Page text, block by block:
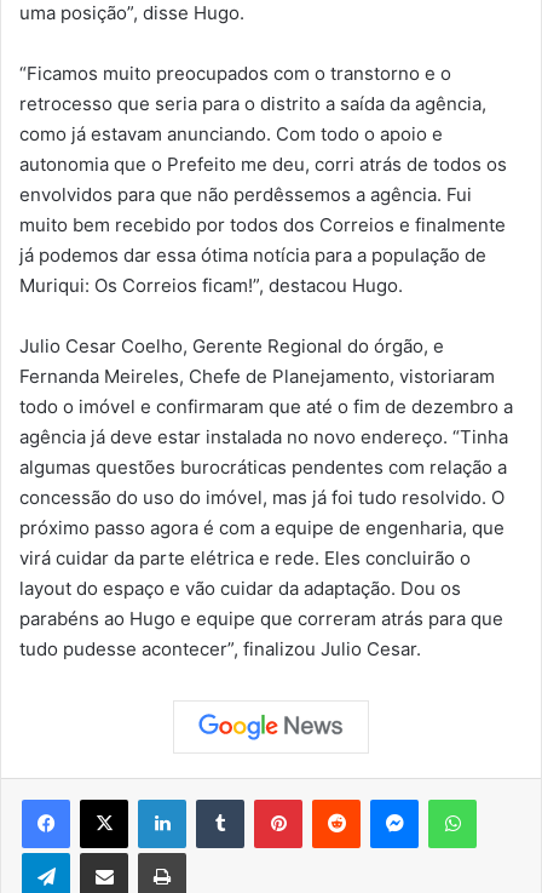
uma posição”, disse Hugo.
“Ficamos muito preocupados com o transtorno e o
retrocesso que seria para o distrito a saída da agência,
como já estavam anunciando. Com todo o apoio e
autonomia que o Prefeito me deu, corri atrás de todos os
envolvidos para que não perdêssemos a agência. Fui
muito bem recebido por todos dos Correios e finalmente
já podemos dar essa ótima notícia para a população de
Muriqui: Os Correios ficam!”, destacou Hugo.
Julio Cesar Coelho, Gerente Regional do órgão, e
Fernanda Meireles, Chefe de Planejamento, vistoriaram
todo o imóvel e confirmaram que até o fim de dezembro a
agência já deve estar instalada no novo endereço. “Tinha
algumas questões burocráticas pendentes com relação a
concessão do uso do imóvel, mas já foi tudo resolvido. O
próximo passo agora é com a equipe de engenharia, que
virá cuidar da parte elétrica e rede. Eles concluirão o
layout do espaço e vão cuidar da adaptação. Dou os
parabéns ao Hugo e equipe que correram atrás para que
tudo pudesse acontecer”, finalizou Julio Cesar.
Telegram